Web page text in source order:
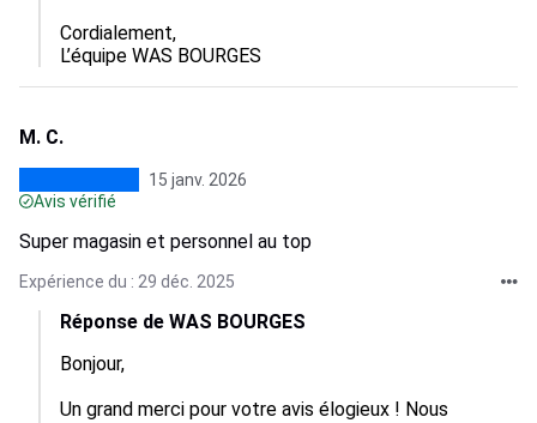
Cordialement,
L’équipe WAS BOURGES
M. C.
15 janv. 2026
Avis vérifié
Super magasin et personnel au top
Expérience du : 29 déc. 2025
Réponse de WAS BOURGES
Bonjour,
Un grand merci pour votre avis élogieux ! Nous